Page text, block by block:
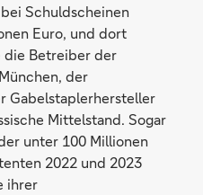
Schuldscheinen
Euro, und dort
die Betreiber der
der
Gabelstaplerhersteller
Mittelstand. Sogar
unter 100 Millionen
2022 und 2023
ihrer